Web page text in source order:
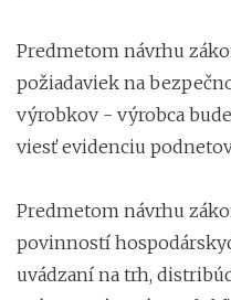
Predmetom návrhu
požiadaviek na
výrobkov - výrobca
viesť evidenciu
Predmetom návrhu
povinností
uvádzaní na trh,